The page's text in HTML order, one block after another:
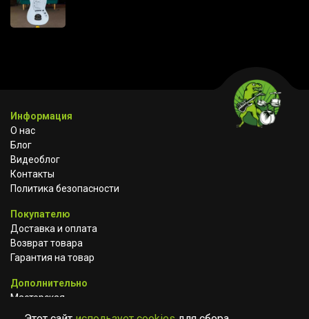
Информация
О нас
Блог
Видеоблог
Контакты
Политика безопасности
Покупателю
Доставка и оплата
Возврат товара
Гарантия на товар
Дополнительно
Мастерская
Сотрудничество